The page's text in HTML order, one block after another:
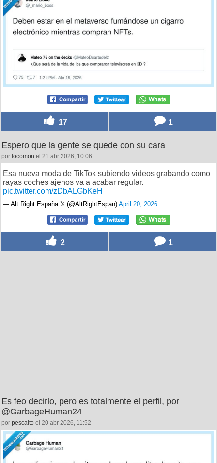
17 1
Espero que la gente se quede con su cara
por locomon el 21 abr 2026, 10:06
Esa nueva moda de TikTok subiendo videos grabando como
rayas coches ajenos va a acabar regular.
pic.twitter.com/zDbALGbKeH
— Alt Right España 𝕏 (@AltRightEspan) April 20, 2026
2 1
Es feo decirlo, pero es totalmente el perfil, por
@GarbageHuman24
por pescaito el 20 abr 2026, 11:52